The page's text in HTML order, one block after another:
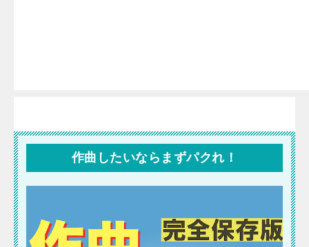
作曲したいならまずパクれ！